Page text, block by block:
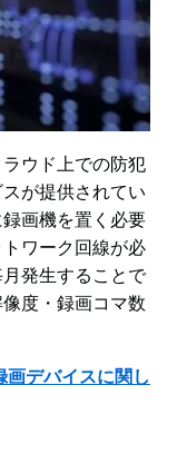
ウド上での防犯
が提供されてい
画機を置く必要
ワーク回線が必
発生することで
度・録画コマ数
画デバイスに関し